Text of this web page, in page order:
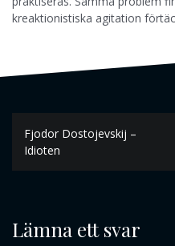
kreaktionistiska agitation
Fjodor Dostojevskij –
Idioten
Lämna ett svar